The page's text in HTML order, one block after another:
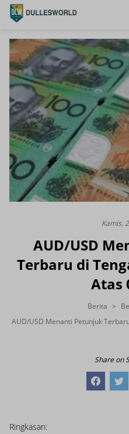
Kamis,
AUD/USD
Terbaru di
Atas
Berita
AUD/USD Menanti Petunjuk
Share on
Ringkasan: